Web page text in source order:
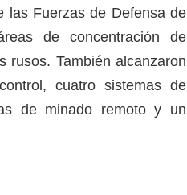
las Fuerzas de Defensa de
de concentración de
rusos. También alcanzaron
cuatro sistemas de
de minado remoto y un